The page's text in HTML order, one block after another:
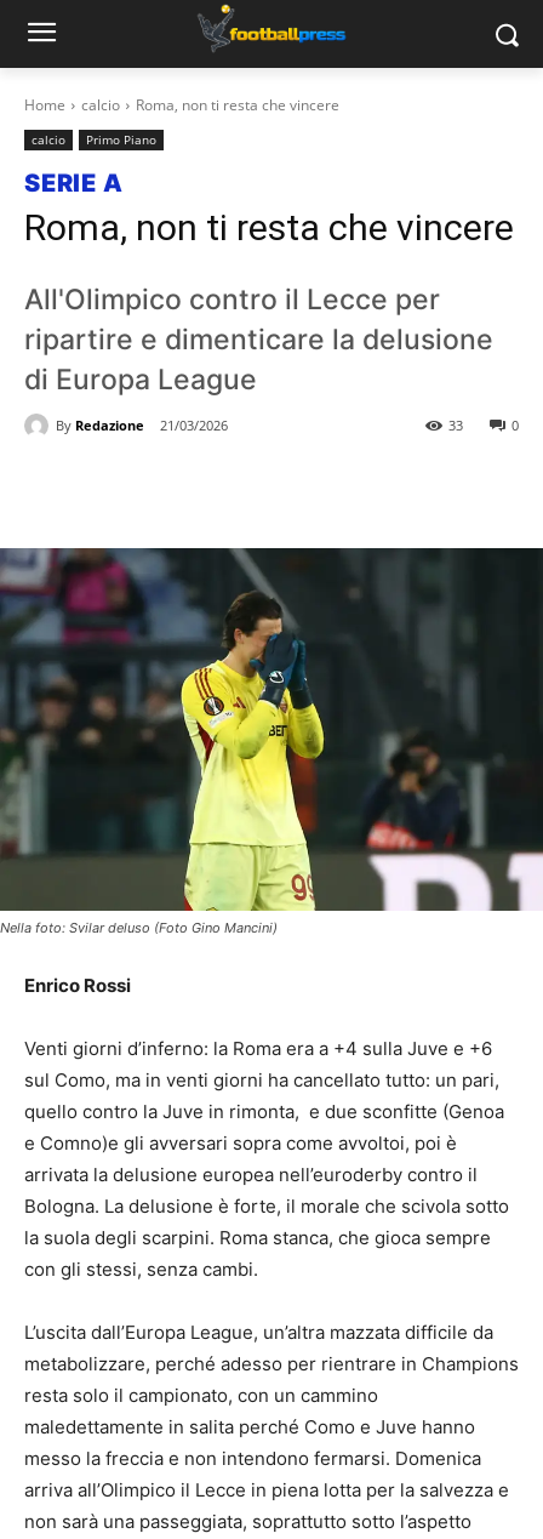
Home calcio Roma, non ti resta che vincere
calcio Primo Piano
SERIE A
Roma, non ti resta che vincere
All'Olimpico contro il Lecce per
ripartire e dimenticare la delusione
di Europa League
By Redazione 21/03/2026 0
33
Nella foto: Svilar deluso (Foto Gino Mancini)
Enrico Rossi
Venti giorni d’inferno: la Roma era a +4 sulla Juve e +6
sul Como, ma in venti giorni ha cancellato tutto: un pari,
quello contro la Juve in rimonta, e due sconfitte (Genoa
e Comno)e gli avversari sopra come avvoltoi, poi è
arrivata la delusione europea nell’euroderby contro il
Bologna. La delusione è forte, il morale che scivola sotto
la suola degli scarpini. Roma stanca, che gioca sempre
con gli stessi, senza cambi.
L’uscita dall’Europa League, un’altra mazzata difficile da
metabolizzare, perché adesso per rientrare in Champions
resta solo il campionato, con un cammino
maledettamente in salita perché Como e Juve hanno
messo la freccia e non intendono fermarsi. Domenica
arriva all’Olimpico il Lecce in piena lotta per la salvezza e
non sarà una passeggiata, soprattutto sotto l’aspetto